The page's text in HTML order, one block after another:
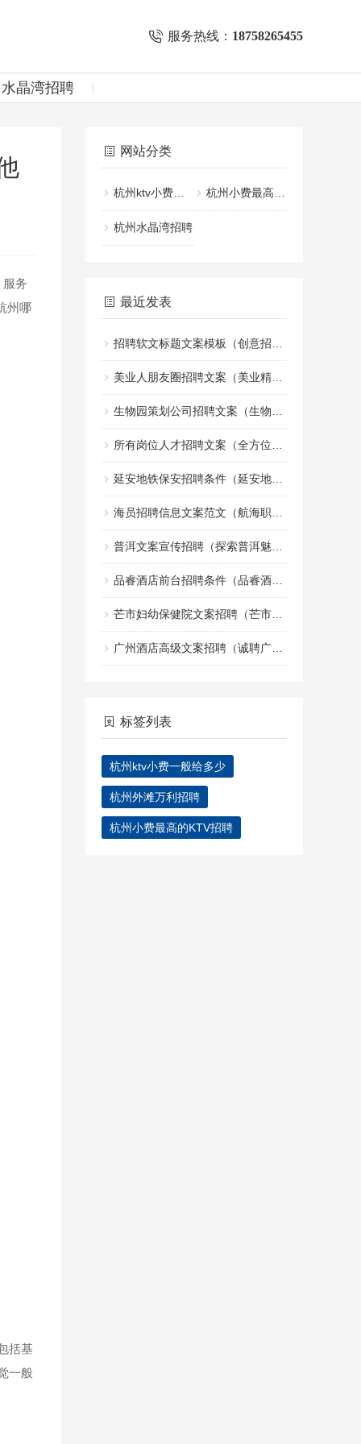
服务热线： 18758265455
晶湾招聘
务
州哪
括基
一般
网站分类
杭州ktv小费一般给多少 杭州小费最高的KTV招聘
杭州水晶湾招聘
最近发表
招聘软文标题文案模板（创意招聘文案标题设计指南）
美业人朋友圈招聘文案（美业精英招募令：共创美丽事业的朋友圈）
生物园策划公司招聘文案（生物园策划团队诚邀创意文案加入）
所有岗位人才招聘文案（全方位职位人才招募宣传文案）
延安地铁保安招聘条件（延安地铁安保人员招聘标准）
海员招聘信息文案范文（航海职业机会招募启事文案示例）
普洱文案宣传招聘（探索普洱魅力，诚邀创意宣传人才加盟）
品睿酒店前台招聘条件（品睿酒店前台岗位应聘要求）
芒市妇幼保健院文案招聘（芒市妇幼保健院诚邀创意人才加入，共创健康宣传新篇章）
广州酒店高级文案招聘（诚聘广州高端酒店文案精英）
标签列表
杭州ktv小费一般给多少
杭州外滩万利招聘
杭州小费最高的KTV招聘